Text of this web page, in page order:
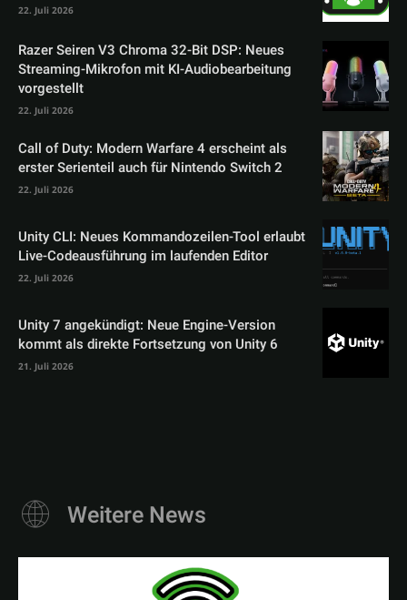
22. Juli 2026
Razer Seiren V3 Chroma 32-Bit DSP: Neues
Streaming-Mikrofon mit KI-Audiobearbeitung
vorgestellt
22. Juli 2026
Call of Duty: Modern Warfare 4 erscheint als
erster Serienteil auch für Nintendo Switch 2
22. Juli 2026
Unity CLI: Neues Kommandozeilen-Tool erlaubt
Live-Codeausführung im laufenden Editor
22. Juli 2026
Unity 7 angekündigt: Neue Engine-Version
kommt als direkte Fortsetzung von Unity 6
21. Juli 2026
Weitere News